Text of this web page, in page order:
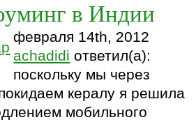
в Индии
февраля 14th, 2012
achadidi ответил(а):
поскольку мы через
кералу я решила
мобильного